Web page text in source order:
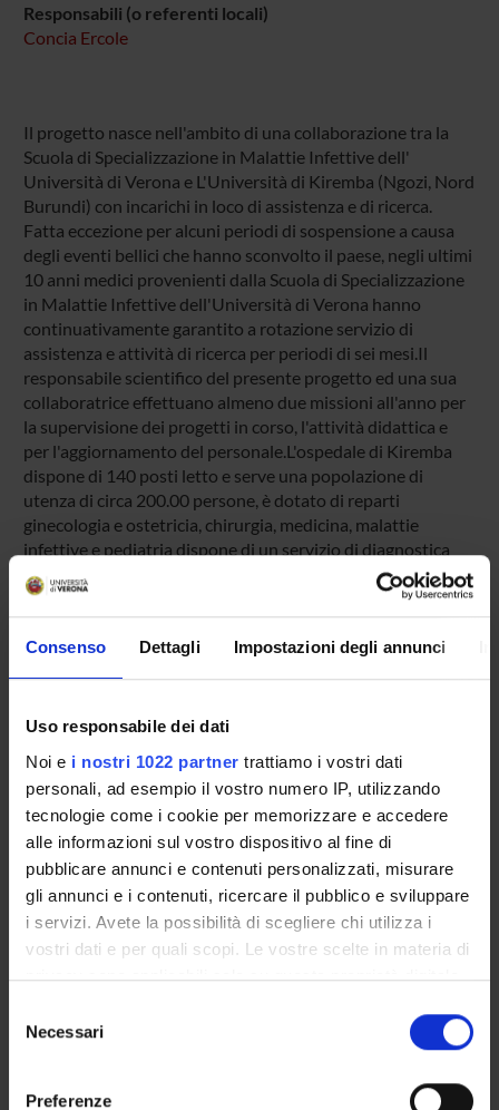
Consenso Dettagli Impostazioni degli annunci
Uso responsabile dei dati
Noi e i nostri 1022 partner trattiamo i vostri dati
personali, ad esempio il vostro numero IP, utilizzando
tecnologie come i cookie per memorizzare e accedere
alle informazioni sul vostro dispositivo al fine di
pubblicare annunci e contenuti personalizzati, misurare
gli annunci e i contenuti, ricercare il pubblico e sviluppare
i servizi. Avete la possibilità di scegliere chi utilizza i
vostri dati e per quali scopi. Le vostre scelte in materia di
privacy sono applicabili solo su questa proprietà digitale
modificare o revocare il proprio consenso in qualsiasi
momento dalla Dichiarazione sui cookie o facendo clic
delNecessari
Preferenze
Responsabili (o referenti locali)
Concia Ercole
Il progetto nasce nell'ambito di una collaborazione tra la
Scuola di Specializzazione in Malattie Infettive dell'
Università di Verona e L'Università di Kiremba (Ngozi, Nord
Burundi) con incarichi in loco di assistenza e di ricerca.
Fatta eccezione per alcuni periodi di sospensione a causa
degli eventi bellici che hanno sconvolto il paese, negli ultimi
10 anni medici provenienti dalla Scuola di Specializzazione
in Malattie Infettive dell'Università di Verona hanno
continuativamente garantito a rotazione servizio di
assistenza e attività di ricerca per periodi di sei mesi.Il
responsabile scientifico del presente progetto ed una sua
collaboratrice effettuano almeno due missioni all'anno per
la supervisione dei progetti in corso, l'attività didattica e
per l'aggiornamento del personale.L'ospedale di Kiremba
dispone di 140 posti letto e serve una popolazione di
utenza di circa 200.00 persone, è dotato di reparti
ginecologia e ostetricia, chirurgia, medicina, malattie
infettive e pediatria dispone di un servizio di diagnostica
radiologica ed ecografica e di un laboratorio analisi.Sono
inoltre presenti centri per malnutriti e prematuri, il servizio
trasfusionale e un centro di prevenzione neonatale.
Azienda Ospedaliera di Verona - Regione Veneto
Finanziamento:assegnato e gestito da un ente esterno
all'ateneo
ISS Istituto Superiore di Sanità
Finanziamento:assegnato e gestito da un ente esterno
all'ateneo